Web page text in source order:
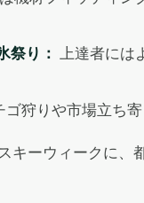
祭り： 上達者には
ゴ狩りや市場立ち
キーウィークに、